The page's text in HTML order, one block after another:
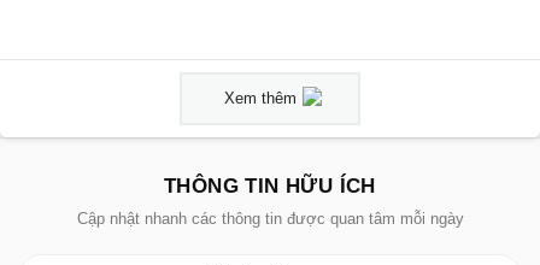
Xem thêm
THÔNG TIN HỮU ÍCH
Cập nhật nhanh các thông tin được quan tâm mỗi ngày